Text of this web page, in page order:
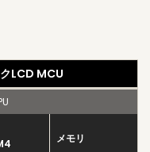
LCD MCU
メモリ